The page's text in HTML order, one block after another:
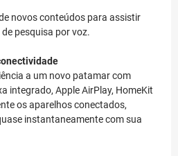
novos conteúdos para assistir
pesquisa por voz.
a um novo patamar com
integrado, Apple AirPlay, HomeKit
os aparelhos conectados,
instantaneamente com sua